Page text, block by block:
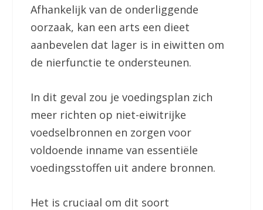
Afhankelijk van de onderliggende
oorzaak, kan een arts een dieet
aanbevelen dat lager is in eiwitten om
de nierfunctie te ondersteunen.
In dit geval zou je voedingsplan zich
meer richten op niet-eiwitrijke
voedselbronnen en zorgen voor
voldoende inname van essentiële
voedingsstoffen uit andere bronnen.
Het is cruciaal om dit soort